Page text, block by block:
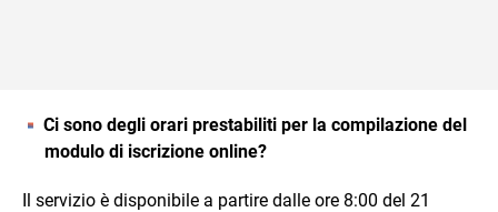
Ci sono degli orari prestabiliti per la compilazione del
modulo di iscrizione online?
Il servizio è disponibile a partire dalle ore 8:00 del 21